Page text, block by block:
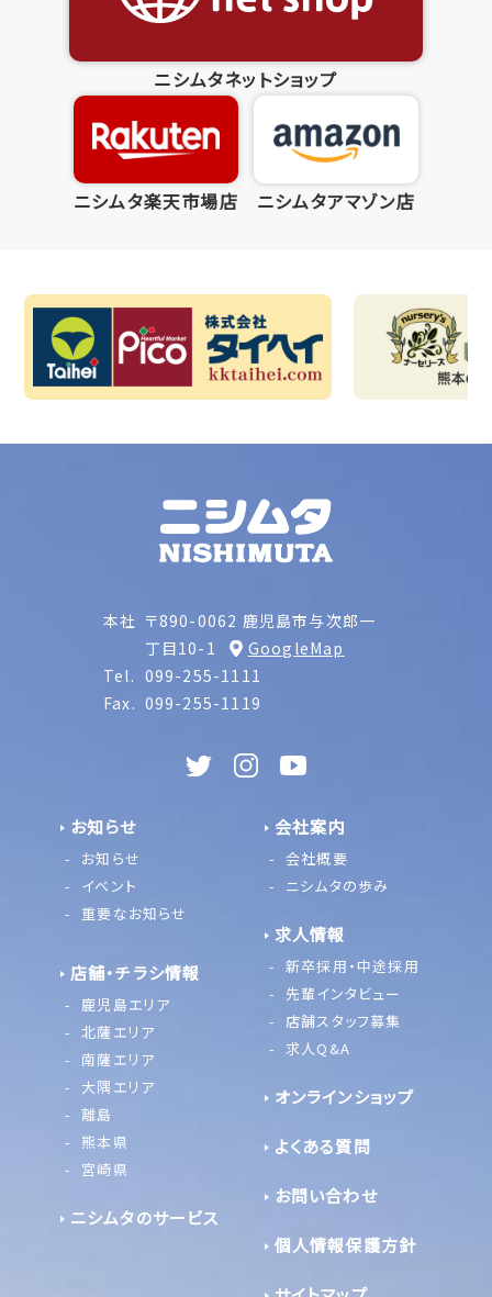
ニシムタネットショップ
ニシムタ楽天市場店 ニシムタアマゾン店
本社 〒890-0062 鹿児島市与次郎一
丁目10-1
GoogleMap
Tel. 099-255-1111
Fax. 099-255-1119
お知らせ
お知らせ
イベント
重要なお知らせ
店舗・チラシ情報
鹿児島エリア
北薩エリア
南薩エリア
大隅エリア
離島
熊本県
宮崎県
ニシムタのサービス
会社案内
会社概要
ニシムタの歩み
求人情報
新卒採用・中途採用
先輩インタビュー
店舗スタッフ募集
求人Q&A
オンラインショップ
よくある質問
お問い合わせ
個人情報保護方針